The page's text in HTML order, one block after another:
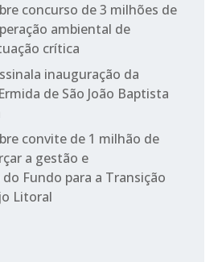
concurso de 3 milhões de
ambiental de
crítica
inauguração da
de São João Baptista
convite de 1 milhão de
a gestão e
Fundo para a Transição
Litoral